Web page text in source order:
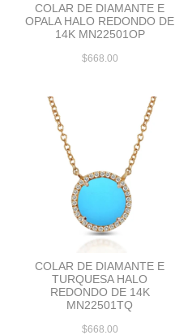
COLAR DE DIAMANTE E
OPALA HALO REDONDO DE
14K MN22501OP
$668.00
COLAR DE DIAMANTE E
TURQUESA HALO
REDONDO DE 14K
MN22501TQ
$668.00